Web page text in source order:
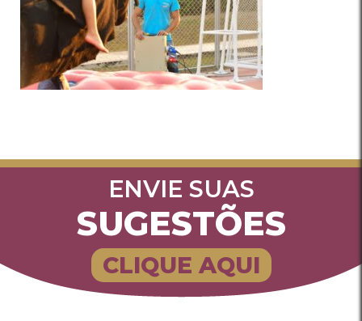
ENVIE SUAS
SUGESTÕES
CLIQUE AQUI